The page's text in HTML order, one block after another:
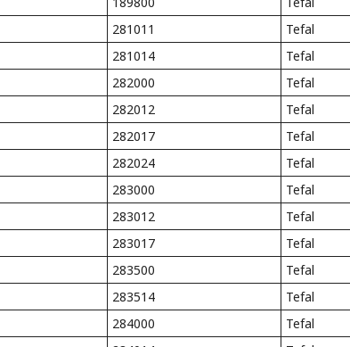
281011 Tefal
281014 Tefal
282000 Tefal
282012 Tefal
282017 Tefal
282024 Tefal
283000 Tefal
283012 Tefal
283017 Tefal
283500 Tefal
283514 Tefal
284000 Tefal